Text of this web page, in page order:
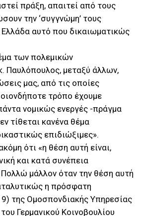
πράξη, απαιτεί από τους
την ‘συγγνώμη’ τους
αυτό που δικαιωματικώς
των πολεμικών
Παυλόπουλος, μεταξύ άλλων,
μας, από τις οποίες
τρόπο έχουμε
νομικώς ενεργές -πράγμα
τίθεται κανένα θέμα
επιδιώξιμες».
ότι «η θέση αυτή είναι,
και κατά συνέπεια
μάλλον όταν την θέση αυτή
η πρόσφατη
της Ομοσπονδιακής Υπηρεσίας
Γερμανικού Κοινοβουλίου